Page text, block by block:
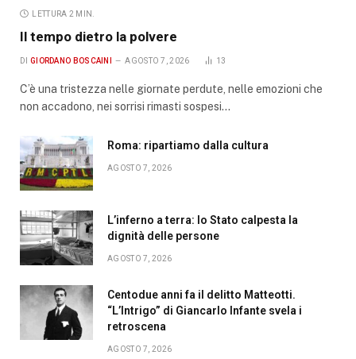
LETTURA 2 MIN.
Il tempo dietro la polvere
DI GIORDANO BOSCAINI AGOSTO 7, 2026 13
C’è una tristezza nelle giornate perdute, nelle emozioni che
non accadono, nei sorrisi rimasti sospesi…
Roma: ripartiamo dalla cultura
AGOSTO 7, 2026
L’inferno a terra: lo Stato calpesta la
dignità delle persone
AGOSTO 7, 2026
Centodue anni fa il delitto Matteotti.
“L’Intrigo” di Giancarlo Infante svela i
retroscena
AGOSTO 7, 2026